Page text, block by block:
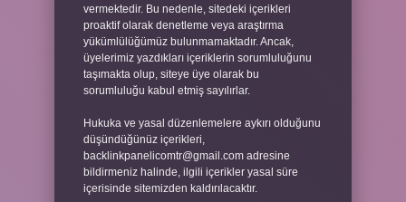
vermektedir. Bu nedenle, sitedeki içerikleri
proaktif olarak denetleme veya araştırma
yükümlülüğümüz bulunmamaktadır. Ancak,
üyelerimiz yazdıkları içeriklerin sorumluluğunu
taşımakta olup, siteye üye olarak bu
sorumluluğu kabul etmiş sayılırlar.
Hukuka ve yasal düzenlemelere aykırı olduğunu
düşündüğünüz içerikleri,
backlinkpanelicomtr@gmail.com adresine
bildirmeniz halinde, ilgili içerikler yasal süre
içerisinde sitemizden kaldırılacaktır.